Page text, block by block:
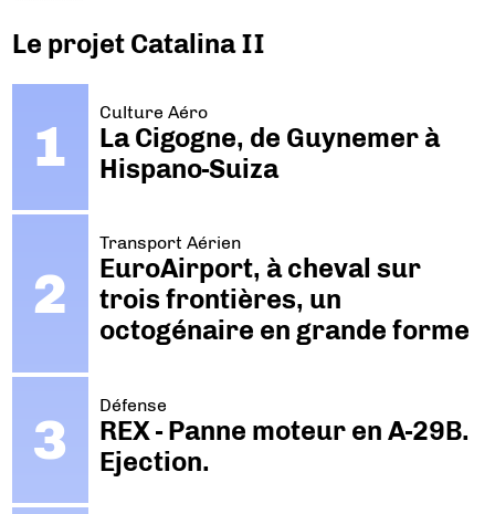
Le projet Catalina II
Culture Aéro
La Cigogne, de Guynemer à
Hispano-Suiza
Transport Aérien
EuroAirport, à cheval sur
trois frontières, un
octogénaire en grande forme
Défense
REX - Panne moteur en A-29B.
Ejection.